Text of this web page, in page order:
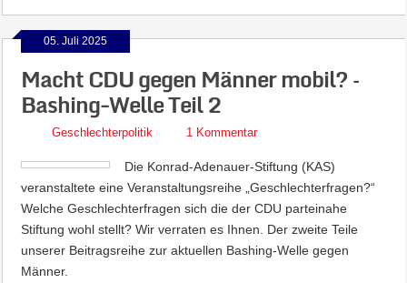
05. Juli 2025
Macht CDU gegen Männer mobil? –
Bashing-Welle Teil 2
Geschlechterpolitik 1 Kommentar
Die Konrad-Adenauer-Stiftung (KAS)
veranstaltete eine Veranstaltungsreihe „Geschlechterfragen?“
Welche Geschlechterfragen sich die der CDU parteinahe
Stiftung wohl stellt? Wir verraten es Ihnen. Der zweite Teile
unserer Beitragsreihe zur aktuellen Bashing-Welle gegen
Männer.